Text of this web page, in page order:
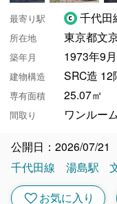
最寄り駅 千代田
所在地 東京都文
築年月 1973年9
建物構造 SRC造 12
専有面積 25.07㎡
間取り ワンルーム
公開日：2026/07/21
千代田線
湯島駅
favoriteお気に入り